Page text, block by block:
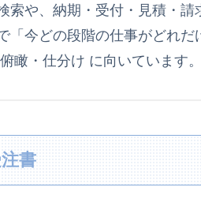
索や、納期・受付・見積・
「今どの段階の仕事がどれ
瞰・仕分け に向いています。
書